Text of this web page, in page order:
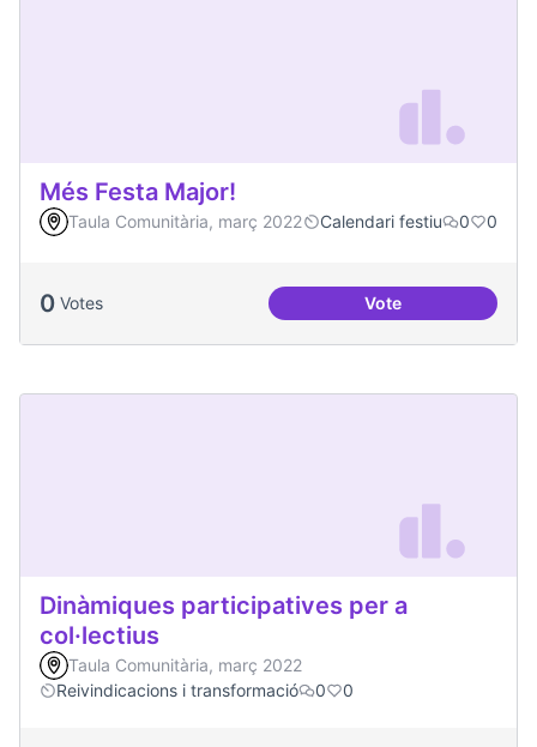
Més Festa Major!
Taula Comunitària, març 2022 Calendari festiu 0 0
0 Votes VoteMés Festa Major!
Dinàmiques participatives per a
col·lectius
Taula Comunitària, març 2022
Reivindicacions i transformació
0 0